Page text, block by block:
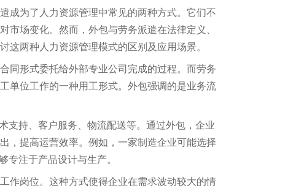
成为了人力资源管理中常见的两种方式。它们不
市场变化。然而，外包与劳务派遣在法律定义、
这两种人力资源管理模式的区别及应用场景。
同形式委托给外部专业公司完成的过程。而劳务
单位工作的一种用工形式。外包强调的是业务流
支持、客户服务、物流配送等。通过外包，企业
，提高运营效率。例如，一家制造企业可能选择
专注于产品设计与生产。
作岗位。这种方式使得企业在需求波动较大的情